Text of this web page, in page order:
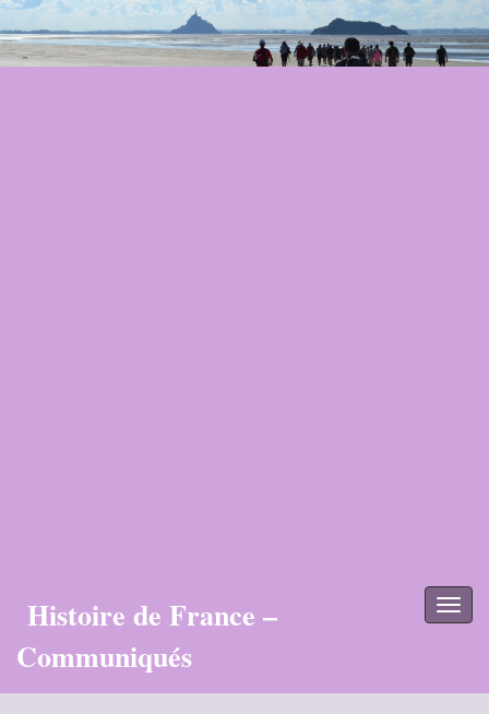
Histoire de France –
Communiqués